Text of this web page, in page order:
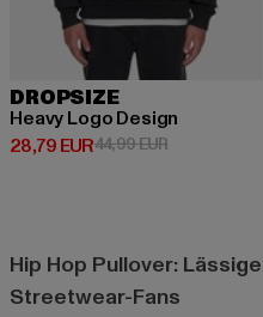
DROPSIZE
Heavy Logo Design
28,79 EUR
Derzeitiger Preis: 28,79 EUR
44,99 EUR
Hip Hop Pullover:
Streetwear-Fans